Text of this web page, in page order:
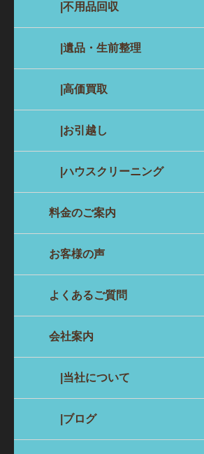
|不用品回収
|遺品・生前整理
|高価買取
|お引越し
|ハウスクリーニング
料金のご案内
お客様の声
よくあるご質問
会社案内
|当社について
|ブログ